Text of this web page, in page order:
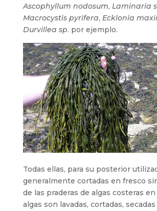
Ascophyllum nodosum, Laminaria
Macrocystis pyrifera, Ecklonia
Durvillea sp. por ejemplo.
Todas ellas, para su posterior
generalmente cortadas en fresco
de las praderas de algas costeras
algas son lavadas, cortadas,